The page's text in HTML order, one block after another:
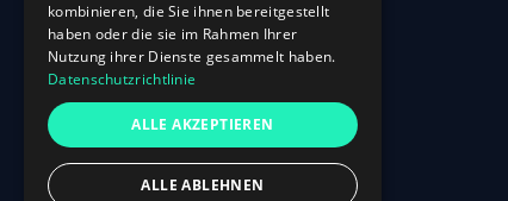
Oberbilker Allee 315
D-40227 Düsseldorf
+49 (0)211-87 507 907
kombinieren, die Sie ihnen bereitgestellt
haben oder die sie im Rahmen Ihrer
Nutzung ihrer Dienste gesammelt haben.
Datenschutzrichtlinie
ALLE AKZEPTIEREN
ALLE ABLEHNEN